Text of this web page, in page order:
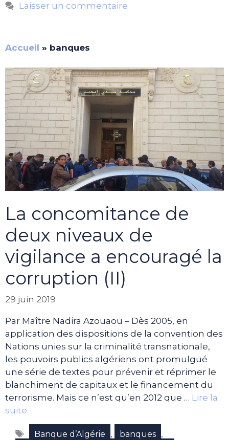
Laisser un commentaire
Accueil » banques
La concomitance de
deux niveaux de
vigilance a encouragé la
corruption (II)
29 juin 2019
Par Maître Nadira Azouaou – Dès 2005, en
application des dispositions de la convention des
Nations unies sur la criminalité transnationale,
les pouvoirs publics algériens ont promulgué
une série de textes pour prévenir et réprimer le
blanchiment de capitaux et le financement du
terrorisme. Mais ce n’est qu’en 2012 que … Lire la
suite
Étiquettes
Banque d’Algérie , banques ,